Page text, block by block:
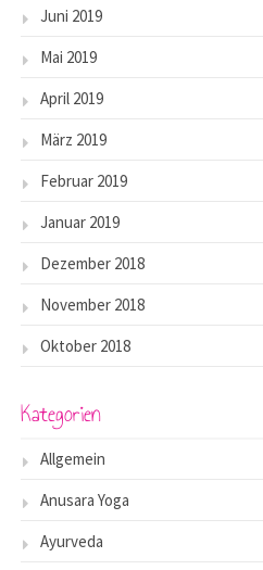
Juni 2019
Mai 2019
April 2019
März 2019
Februar 2019
Januar 2019
Dezember 2018
November 2018
Oktober 2018
Kategorien
Allgemein
Anusara Yoga
Ayurveda